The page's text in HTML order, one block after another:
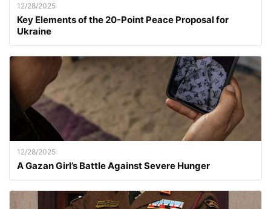
12/28/2025
Key Elements of the 20-Point Peace Proposal for
Ukraine
12/28/2025
A Gazan Girl’s Battle Against Severe Hunger